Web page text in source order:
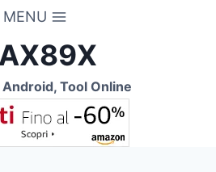
MENU
Tool Online